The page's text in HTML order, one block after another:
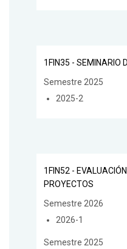
1FIN35 - SEMINARIO
Semestre 2025
2025-2
1FIN52 -
PROYECTOS
Semestre 2026
2026-1
Semestre 2025